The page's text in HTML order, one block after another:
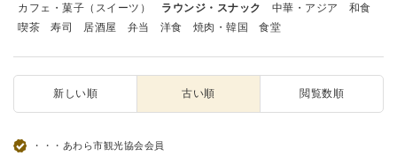
カフェ・菓子（スイーツ）
ラウンジ・スナック 中華・アジア
和食
喫茶
寿司 居酒屋 弁当 洋食 焼肉・韓国 食堂
新しい順 古い順 閲覧数順
・・・あわら市観光協会会員